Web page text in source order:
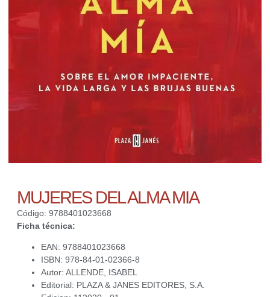
MUJERES DEL ALMA MIA
Código: 9788401023668
Ficha técnica:
EAN: 9788401023668
ISBN: 978-84-01-02366-8
Autor: ALLENDE, ISABEL
Editorial: PLAZA & JANES EDITORES, S.A.